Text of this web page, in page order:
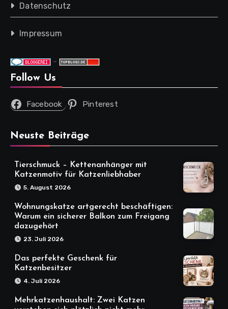
Datenschutz
Impressum
-
Follow Us
Facebook Pinterest
Neuste Beiträge
Tierschmuck – Kettenanhänger mit
Katzenmotiv für Katzenliebhaber
5. August 2026
Wohnungskatze artgerecht beschäftigen:
Warum ein sicherer Balkon zum Freigang
dazugehört
23. Juli 2026
Das perfekte Geschenk für
Katzenbesitzer
4. Juli 2026
Mehrkatzenhaushalt: Zwei Katzen